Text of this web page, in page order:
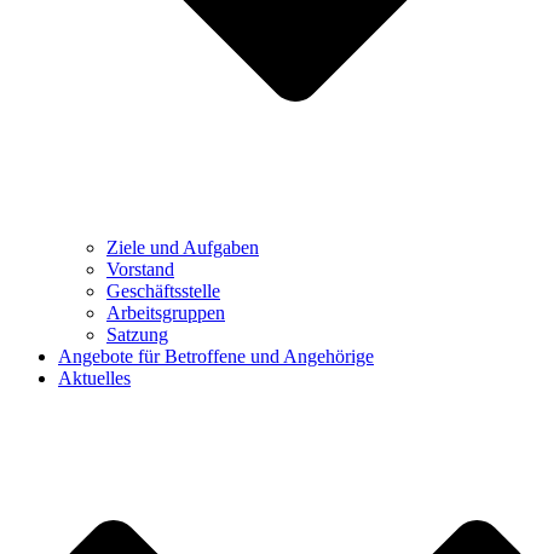
Ziele und Aufgaben
Vorstand
Geschäftsstelle
Arbeitsgruppen
Satzung
Angebote für Betroffene und Angehörige
Aktuelles